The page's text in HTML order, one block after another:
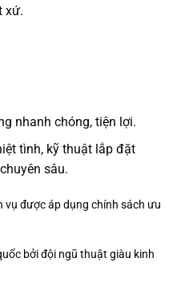
xứ.
nhanh chóng, tiện lợi.
tình, kỹ thuật lắp đặt
sâu.
vụ được áp dụng chính sách ưu
bởi đội ngũ thuật giàu kinh